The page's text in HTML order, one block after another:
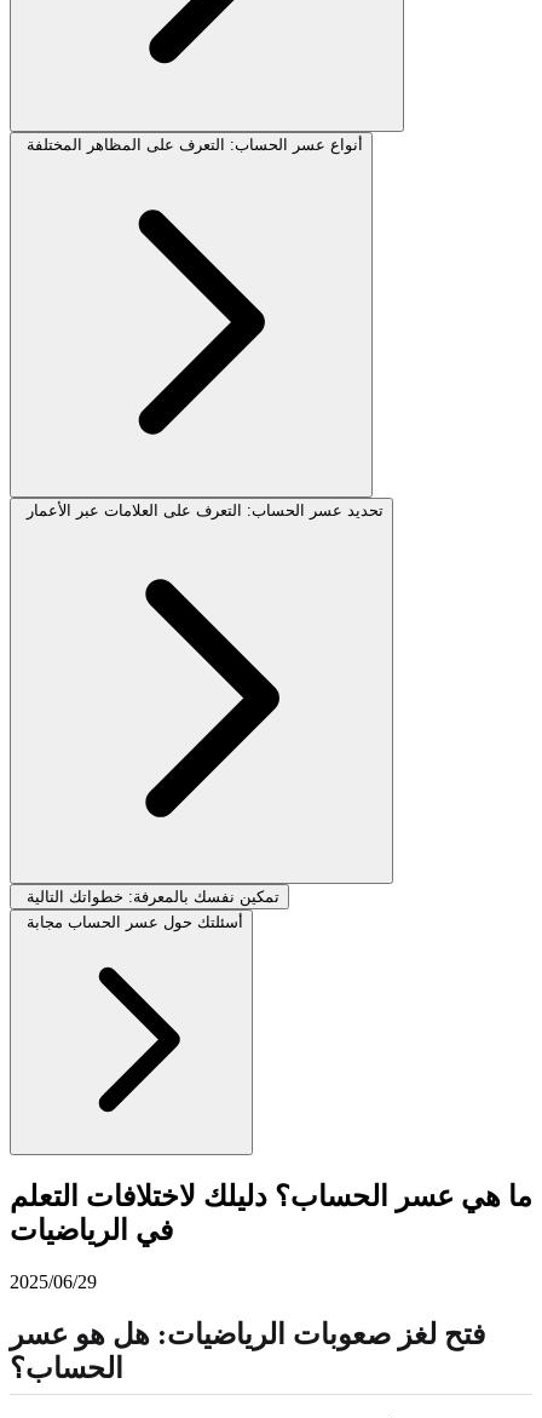
أنواع عسر الحساب: التعرف على المظاهر المختلفة
تحديد عسر الحساب: التعرف على العلامات عبر الأعمار
تمكين نفسك بالمعرفة: خطواتك التالية
أسئلتك حول عسر الحساب مجابة
ما هي عسر الحساب؟ دليلك لاختلافات التعلم
في الرياضيات
2025/06/29
فتح لغز صعوبات الرياضيات: هل هو عسر
الحساب؟